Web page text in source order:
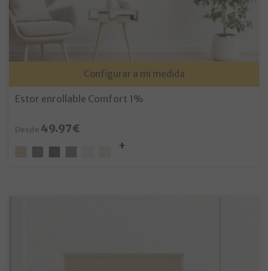
Configurar a mi medida
Estor enrollable Comfort 1%
Desde 49.97€